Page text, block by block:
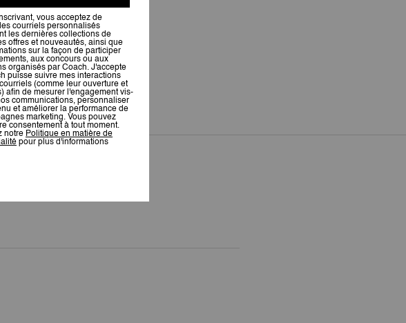
nos avis, cliquezici.